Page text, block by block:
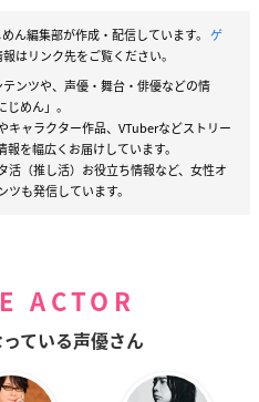
ん編集部が作成・配信しています。 ゲ
はリンク先をご覧ください。
ンツや、声優・舞台・俳優などの情
めん」。
キャラクター作品、VTuberなどストリー
を幅広くお届けしています。
活（推し活）お役立ち情報など、女性オ
も発信しています。
ACTOR
ている声優さん